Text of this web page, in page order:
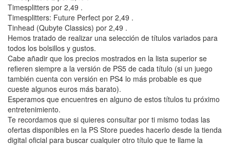
Timesplitters por 2,49 .
Timesplitters: Future Perfect por 2,49 .
Tinhead (Qubyte Classics) por 2,49 .
Hemos tratado de realizar una selección de títulos variados para
todos los bolsillos y gustos.
Cabe añadir que los precios mostrados en la lista superior se
refieren siempre a la versión de PS5 de cada título (si un juego
también cuenta con versión en PS4 lo más probable es que
cueste algunos euros más barato).
Esperamos que encuentres en alguno de estos títulos tu próximo
entretenimiento.
Te recordamos que si quieres consultar por ti mismo todas las
ofertas disponibles en la PS Store puedes hacerlo desde la tienda
digital oficial para buscar cualquier otro título que te llame la